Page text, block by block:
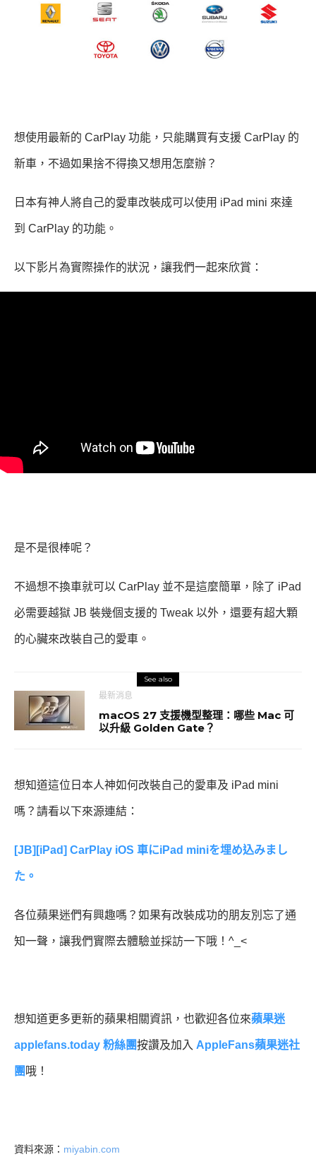
想使用最新的 CarPlay 功能，只能購買有支援 CarPlay 的
新車，不過如果捨不得換又想用怎麼辦？
日本有神人將自己的愛車改裝成可以使用 iPad mini 來達
到 CarPlay 的功能。
以下影片為實際操作的狀況，讓我們一起來欣賞：
是不是很棒呢？
不過想不換車就可以 CarPlay 並不是這麼簡單，除了 iPad
必需要越獄 JB 裝幾個支援的 Tweak 以外，還要有超大顆
的心臟來改裝自己的愛車。
See also
最新消息
macOS 27 支援機型整理：哪些 Mac 可
以升級 Golden Gate？
想知道這位日本人神如何改裝自己的愛車及 iPad mini
嗎？請看以下來源連結：
[JB][iPad] CarPlay iOS 車にiPad miniを埋め込みまし
た。
各位蘋果迷們有興趣嗎？如果有改裝成功的朋友別忘了通
知一聲，讓我們實際去體驗並採訪一下哦！^_<
想知道更多更新的蘋果相關資訊，也歡迎各位來蘋果迷
applefans.today 粉絲團按讚及加入 AppleFans蘋果迷社
團 哦！
資料來源： miyabin.com